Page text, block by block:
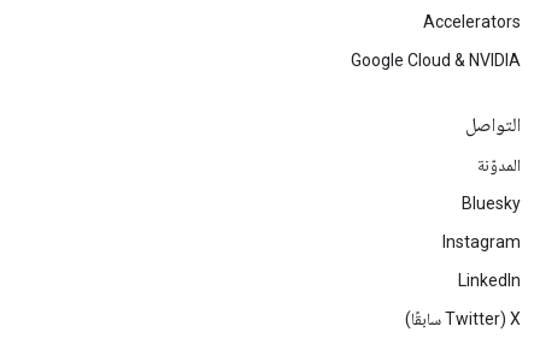
Accelerators
Google Cloud & NVIDIA
التواصل
المدوّنة
Bluesky
Instagram
LinkedIn
‫X ‏(Twitter سابقًا)